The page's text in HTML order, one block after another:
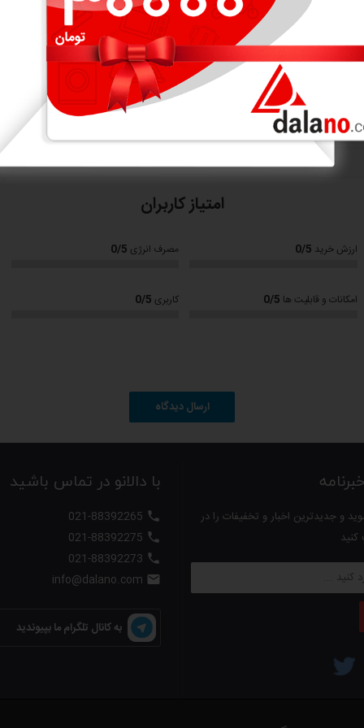
به غذاهای سریع و خوشمزه است.
امتیاز کاربران
ارزش خرید 0/5 مصرف انرژی 0/5
امکانات و قابلیت ها 0/5 کاربری 0/5
ارسال دیدگاه
و جدیدترین اخبار و تخفیفات را در
با دالانو در تماس باشید




به کانال تلگرام ما بپیوندید